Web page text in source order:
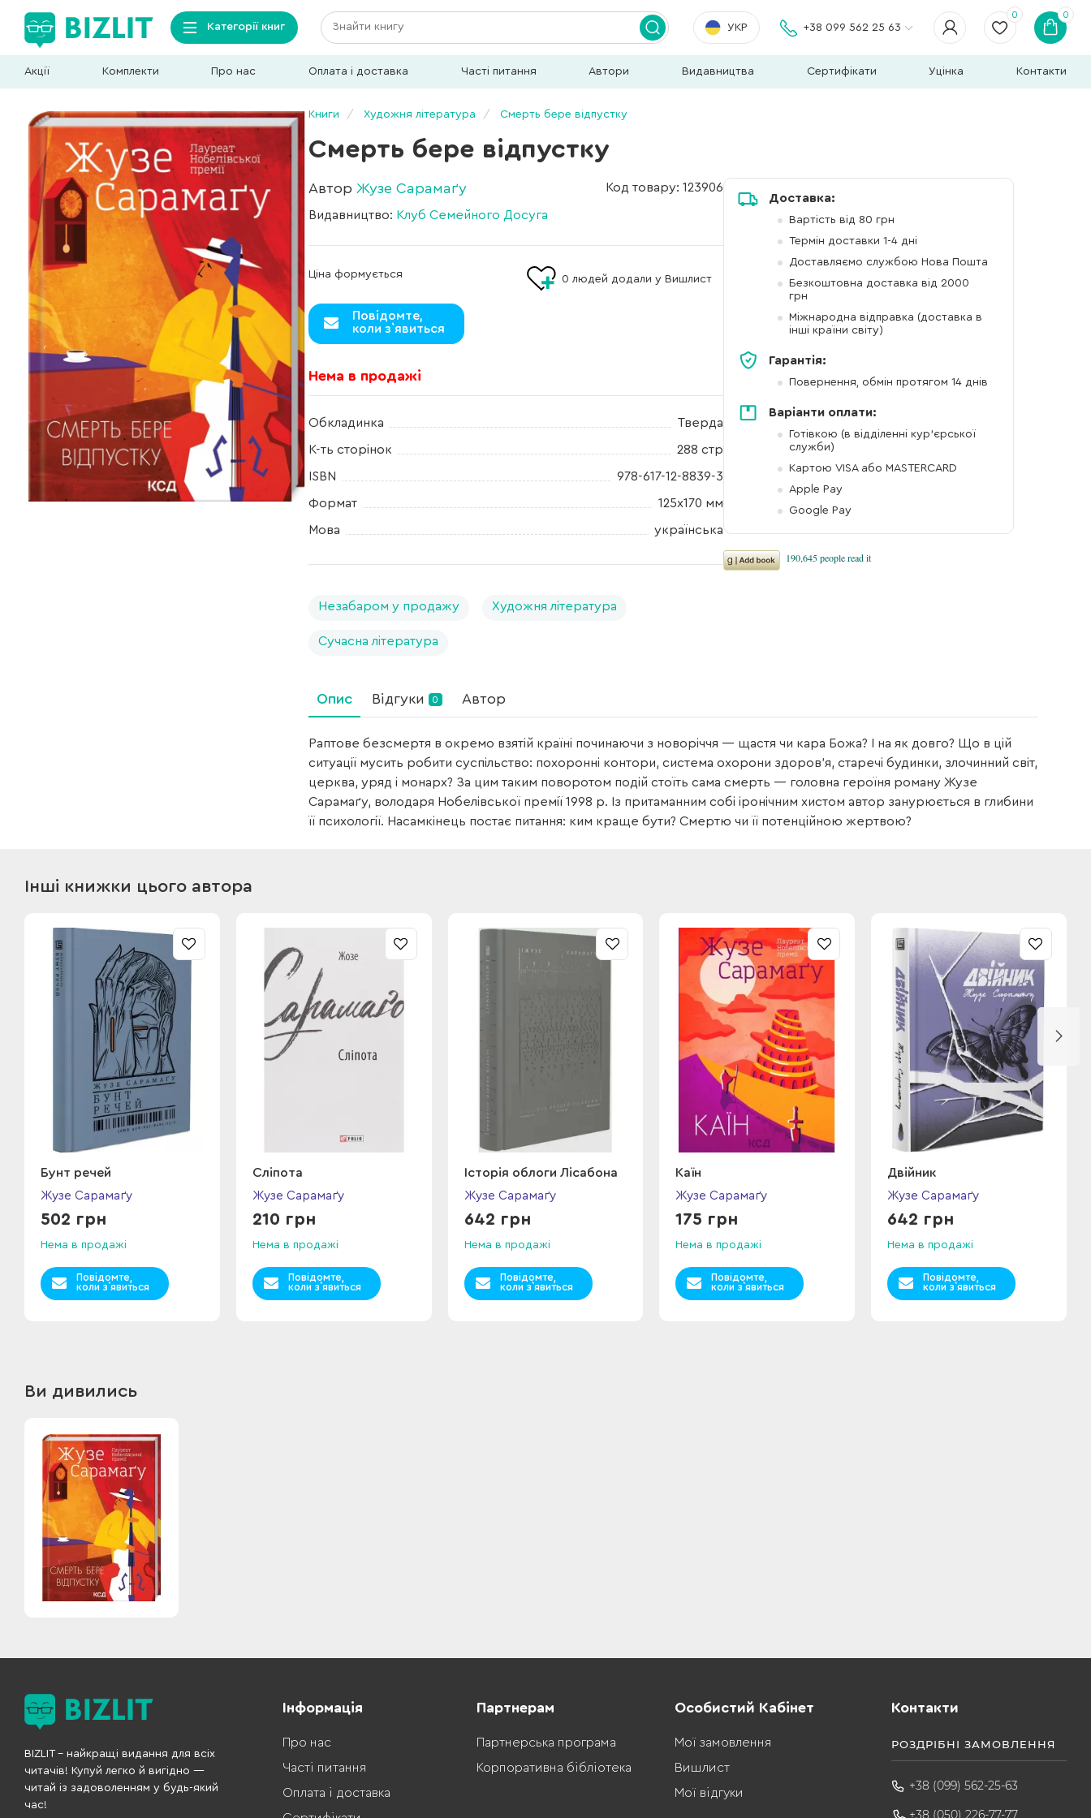
Категорії книг УКР +38 099 562 25 63
0 0
Акції Комплекти Про нас Оплата і доставка Часті питання Автори Видавництва Сертифікати Уцінка Контакти
Книги Художня література Смерть бере відпустку
Смерть бере відпустку
Автор Жузе Сарамаґу
Видавництво: Клуб Семейного Досуга
Код товару: 123906
Ціна формується
Повідомте,
коли з`явиться
0 людей додали у Вишлист
Нема в продажі
Обкладинка Тверда
К-ть сторінок 288 стр
ISBN 978-617-12-8839-3
Формат 125x170 мм
Мова українська
Незабаром у продажу Художня література
Сучасна література
Доставка:
Вартість від 80 грн
Термін доставки 1-4 дні
Доставляємо службою Нова Пошта
Безкоштовна доставка від 2000
грн
Міжнародна відправка (доставка в
інші країни світу)
Гарантія:
Повернення, обмін протягом 14 днів
Варіанти оплати:
Готівкою (в відділенні кур'єрської
служби)
Картою VISA або MASTERCARD
Apple Pay
Google Pay
Опис Відгуки 0 Автор
Раптове безсмертя в окремо взятій країні починаючи з новоріччя — щастя чи кара Божа? І на як довго? Що в цій
ситуації мусить робити суспільство: похоронні контори, система охорони здоров’я, старечі будинки, злочинний світ,
церква, уряд і монарх? За цим таким поворотом подій стоїть сама смерть — головна героїня роману Жузе
Сарамаґу, володаря Нобелівської премії 1998 р. Із притаманним собі іронічним хистом автор занурюється в глибини
її психології. Насамкінець постає питання: ким краще бути? Смертю чи її потенційною жертвою?
Інші книжки цього автора
Бунт речей
Жузе Сарамаґу
502 грн
Нема в продажі
Повідомте,
коли з`явиться
Сліпота
Жузе Сарамаґу
210 грн
Нема в продажі
Повідомте,
коли з`явиться
Історія облоги Лісабона
Жузе Сарамаґу
642 грн
Нема в продажі
Повідомте,
коли з`явиться
Каїн
Жузе Сарамаґу
175 грн
Нема в продажі
Повідомте,
коли з`явиться
Двійник
Жузе Сарамаґу
642 грн
Нема в продажі
Повідомте,
коли з`явиться
Ви дивились
BIZLIT – найкращі видання для всіх
читачів! Купуй легко й вигідно —
читай із задоволенням у будь-який
час!
Інформація
Про нас
Часті питання
Оплата і доставка
Партнерам
Партнерська програма
Корпоративна бібліотека
Особистий Кабінет
Мої замовлення
Вишлист
Мої відгуки
Контакти
РОЗДРІБНІ ЗАМОВЛЕННЯ
+38 (099) 562-25-63
+38 (050) 226-77-77